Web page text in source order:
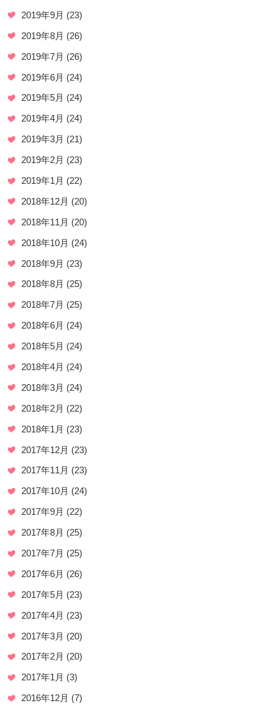
2019年9月 (23)
2019年8月 (26)
2019年7月 (26)
2019年6月 (24)
2019年5月 (24)
2019年4月 (24)
2019年3月 (21)
2019年2月 (23)
2019年1月 (22)
2018年12月 (20)
2018年11月 (20)
2018年10月 (24)
2018年9月 (23)
2018年8月 (25)
2018年7月 (25)
2018年6月 (24)
2018年5月 (24)
2018年4月 (24)
2018年3月 (24)
2018年2月 (22)
2018年1月 (23)
2017年12月 (23)
2017年11月 (23)
2017年10月 (24)
2017年9月 (22)
2017年8月 (25)
2017年7月 (25)
2017年6月 (26)
2017年5月 (23)
2017年4月 (23)
2017年3月 (20)
2017年2月 (20)
2017年1月 (3)
2016年12月 (7)